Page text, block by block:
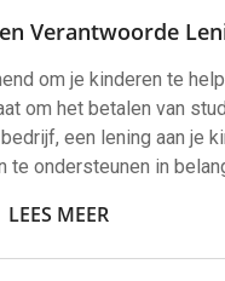
Verantwoorde
om je kinderen te
om het betalen van
een lening aan je
te ondersteunen in
LEES MEER